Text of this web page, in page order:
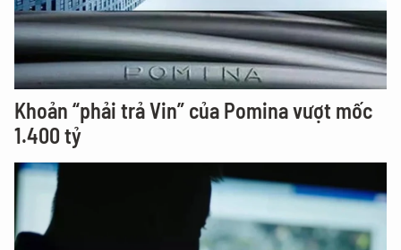
Khoản “phải trả Vin” của Pomina vượt mốc
1.400 tỷ